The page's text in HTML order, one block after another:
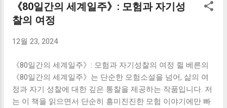
었습니다. 저는 이전까지는 세상을 흑백으로만 바라보는 경
향이 있었습니다. 옳고 그름, 좋고 나쁨, 선과 악으로 단순하
안》을 통해, 세상은 훨씬 복잡하고 다층적인 구조를 가지고
깨달았습니다. 그것은 마치 빛과 그림자가 서로 얽혀 하나의...
자기 의심, 그리고 주변 사람들과의 엇갈린 관계는 누구나 한
번쯤 경험했거나, 혹은 현재 겪고 있을 법한 보편적인 감정들
로 보여줍니다. 밤마다 자신도 모르게 걷는 그의 발걸음은, 마
하는 것 같습니다. 그는 자신의 행동을 제대로 통제하지 못하
고, 그로 인해 끊임없이 죄책감과 불안에 시달립니다. 그의 몽
유병은 단순한 질병이 아니라, 그의 내면 깊숙한 곳에 자리 잡
은 상처와 고통의 표현이자, 그가 억압해 온 감정들이 표출되
《80일간의 세계일주》: 모험과 자기성
찰의 여정
12월 23, 2024
《80일간의 세계일주》: 모험과 자기성찰의 여정 쥘 베른의
《80일간의 세계일주》는 단순한 모험소설을 넘어, 삶의 여
정과 자기 성찰에 대한 깊은 통찰을 제공하는 작품입니다. 저
는 이 책을 읽으면서 단순히 흥미진진한 모험 이야기에만 빠